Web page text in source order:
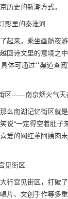
历史的新潮方式。
影里的秦淮河
起来。乘坐画舫夜
回诗文里的意境之
体可通过**渠道查
区——南京烟火气天
么南湖记忆街区就
说“一定得空着肚
爱的网红董阿姨肉
见街区
行宫见街区，打破
片、文创手作等多